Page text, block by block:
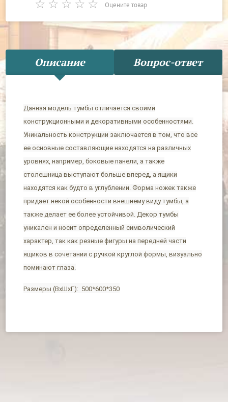
Оцените товар
Описание Вопрос-ответ
Данная модель тумбы отличается своими
конструкционными и декоративными особенностями.
Уникальность конструкции заключается в том, что все
ее основные составляющие находятся на различных
уровнях, например, боковые панели, а также
столешница выступают больше вперед, а ящики
находятся как будто в углублении. Форма ножек также
придает некой особенности внешнему виду тумбы, а
также делает ее более устойчивой. Декор тумбы
уникален и носит определенный символический
характер, так как резные фигуры на передней части
ящиков в сочетании с ручкой круглой формы, визуально
поминают глаза.
Размеры (ВхШхГ): 500*600*350